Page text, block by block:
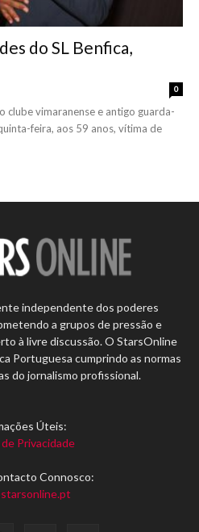
do SL Benfica,
0
clube vimaranense e antigo guarda-
feira, aos 59 anos, vítima de
independente dos poderes
a grupos de pressão e
à livre discussão. O StarsOnline
Portuguesa cumprindo as normas
do jornalismo profissional.
Úteis:
Privacidade
Connosco: